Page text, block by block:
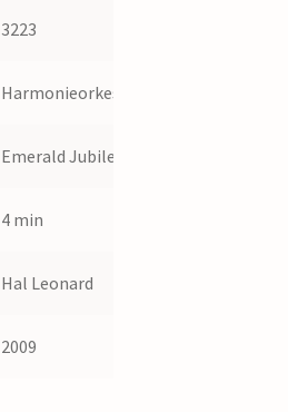
3223
Harmonieorkest
Emerald Jubilee
4 min
Hal Leonard
2009